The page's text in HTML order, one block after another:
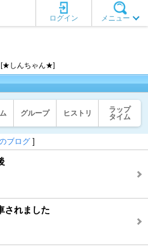
メニュー
ログイン
[★しんちゃん★]
グループ ヒストリ
ラップ
タイム
ブログ ]
されました